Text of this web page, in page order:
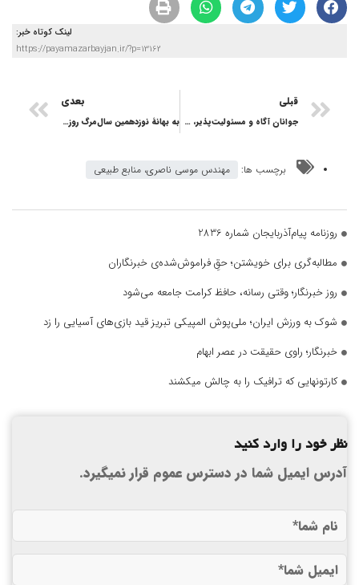
لینک کوتاه خبر:
https://payamazarbayjan.ir/?p=13162
قبلی
جوانان آگاه و مسئولیت‌پذیر، سرمایه ماندگار آینده ایران
بعدی
به بهانۀ نوزدهمین سال‌مرگ روزنامه‌نگار مشهور ایتالیایی اوریانا فالاچی؛ از رویکرد جسورانه تا نگاه سیاه و سفید
برچسب ها: مهندس موسی ناصری، منابع طبیعی
روزنامه پیام‌آذربایجان شماره 2836
مطالبه‌گری برای خویشتن؛ حقِ فراموش‌شده‌ی خبرنگاران
روز خبرنگار؛ وقتی رسانه، حافظ کرامت جامعه می‌شود
شوک به ورزش ایران؛ ملی‌پوش المپیکی تبریز قید بازی‌های آسیایی را زد
خبرنگار؛ راوی حقیقت در عصر ابهام
کارتونهایی که ترافیک را به چالش میکشند
نظر خود را وارد کنید
آدرس ایمیل شما در دسترس عموم قرار نمیگیرد.